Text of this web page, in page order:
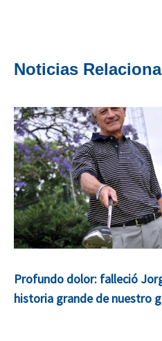
Noticias
Profundo dolor: falleció
historia grande de nuestro